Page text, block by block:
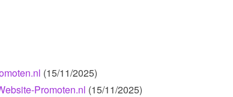
(15/11/2025)
Promoten.nl (15/11/2025)